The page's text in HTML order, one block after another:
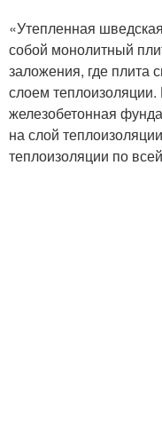
«Утепленная
собой монолитный
заложения, где плита
слоем
железобетонная
на слой
теплоизоляции по